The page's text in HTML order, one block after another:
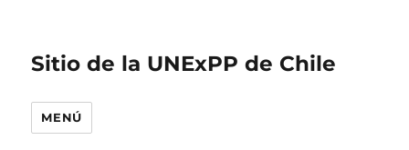
Sitio de la UNExPP de Chile
MENÚ